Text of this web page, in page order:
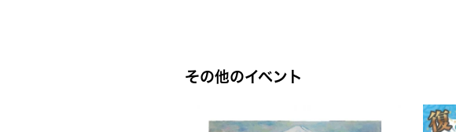
その他のイベント